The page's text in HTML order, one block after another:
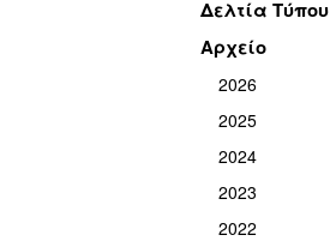
Δελτία Τύπου
Αρχείο
2026
2025
2024
2023
2022